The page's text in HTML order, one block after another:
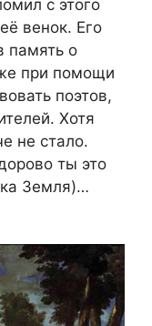
с этого
венок. Его
память о
при помощи
поэтов,
Хотя
не стало.
ты это
Земля)…